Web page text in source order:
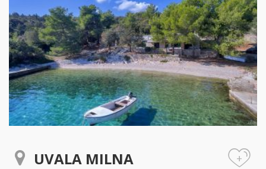
UVALA MILNA +